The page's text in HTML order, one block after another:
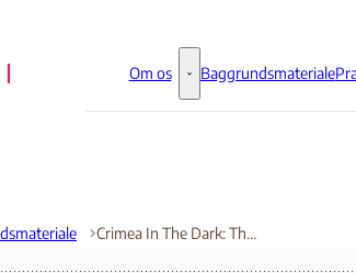
Om os Om os - Flere links
Baggrundsmateriale
Crimea In The Dark: The Silencing of Dissent